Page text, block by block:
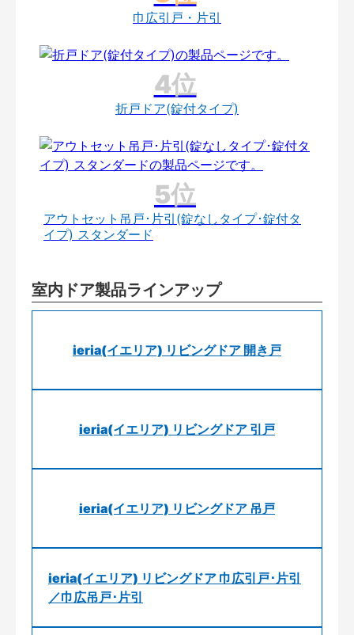
巾広引戸・片引
折戸ドア(錠付タイプ)
アウトセット吊戸･片引(錠なしタイプ･錠付タ
イプ) スタンダード
室内ドア製品ラインアップ
ieria(イエリア) リビングドア 開き戸
ieria(イエリア) リビングドア 引戸
ieria(イエリア) リビングドア 吊戸
ieria(イエリア) リビングドア 巾広引戸･片引
／巾広吊戸･片引